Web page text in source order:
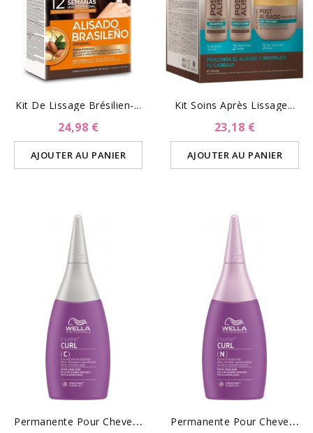
Kit De Lissage Brésilien-...
24,98 €
AJOUTER AU PANIER
Kit Soins Après Lissage...
23,18 €
AJOUTER AU PANIER
P
Ermanente Pour Cheveux... P
Ermanente Pour Cheveux...